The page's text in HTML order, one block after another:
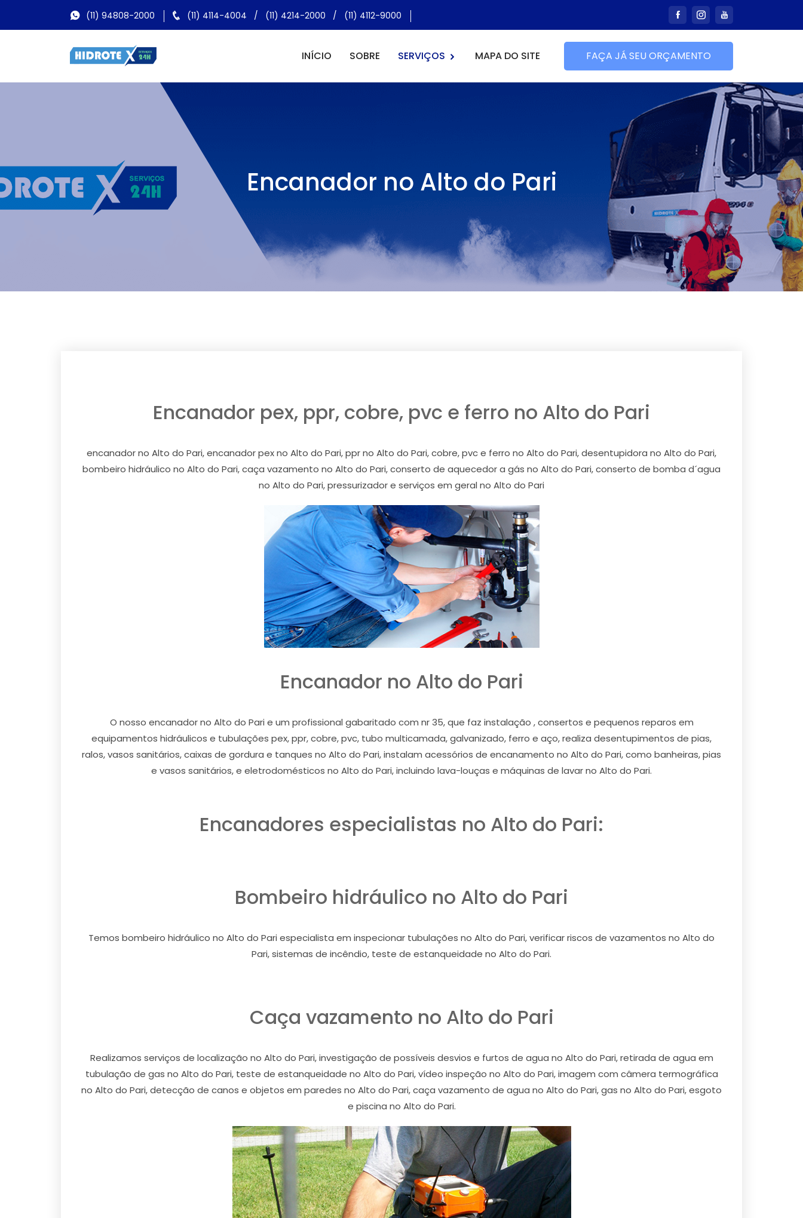
(11) 94808-2000 (11) 4114-4004 / (11) 4214-2000 / (11) 4112-9000
INÍCIO SOBRE SERVIÇOS MAPA DO SITE FAÇA JÁ SEU ORÇAMENTO
Encanador no Alto do Pari
Encanador pex, ppr, cobre, pvc e ferro no Alto do Pari
encanador no Alto do Pari, encanador pex no Alto do Pari, ppr no Alto do Pari, cobre, pvc e ferro no Alto do Pari, desentupidora no Alto do Pari,
bombeiro hidráulico no Alto do Pari, caça vazamento no Alto do Pari, conserto de aquecedor a gás no Alto do Pari, conserto de bomba d´agua
no Alto do Pari, pressurizador e serviços em geral no Alto do Pari
Encanador no Alto do Pari
O nosso encanador no Alto do Pari e um profissional gabaritado com nr 35, que faz instalação , consertos e pequenos reparos em
equipamentos hidráulicos e tubulações pex, ppr, cobre, pvc, tubo multicamada, galvanizado, ferro e aço, realiza desentupimentos de pias,
ralos, vasos sanitários, caixas de gordura e tanques no Alto do Pari, instalam acessórios de encanamento no Alto do Pari, como banheiras, pias
e vasos sanitários, e eletrodomésticos no Alto do Pari, incluindo lava-louças e máquinas de lavar no Alto do Pari.
Encanadores especialistas no Alto do Pari:
Bombeiro hidráulico no Alto do Pari
Temos bombeiro hidráulico no Alto do Pari especialista em inspecionar tubulações no Alto do Pari, verificar riscos de vazamentos no Alto do
Pari, sistemas de incêndio, teste de estanqueidade no Alto do Pari.
Caça vazamento no Alto do Pari
Realizamos serviços de localização no Alto do Pari, investigação de possíveis desvios e furtos de agua no Alto do Pari, retirada de agua em
tubulação de gas no Alto do Pari, teste de estanqueidade no Alto do Pari, vídeo inspeção no Alto do Pari, imagem com câmera termográfica
no Alto do Pari, detecção de canos e objetos em paredes no Alto do Pari, caça vazamento de agua no Alto do Pari, gas no Alto do Pari, esgoto
e piscina no Alto do Pari.